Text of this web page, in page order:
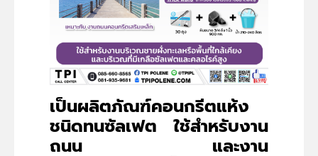
เป็นผลิตภัณฑ์คอนกรีตแห้ง
ชนิดทนซัลเฟต ใช้สำหรับงาน
ถนน และงาน